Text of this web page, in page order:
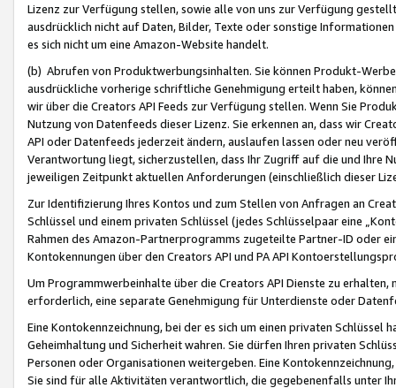
Lizenz zur Verfügung stellen, sowie alle von uns zur Verfügung
ausdrücklich nicht auf Daten, Bilder, Texte oder sonstige
es sich nicht um eine Amazon-Website handelt.
(b) Abrufen von Produktwerbungsinhalten. Sie können Produkt-
ausdrückliche vorherige schriftliche Genehmigung erteilt haben,
wir über die Creators API Feeds zur Verfügung stellen. Wenn Sie
Nutzung von Datenfeeds dieser Lizenz. Sie erkennen an, dass wir
API oder Datenfeeds jederzeit ändern, auslaufen lassen oder neu
Verantwortung liegt, sicherzustellen, dass Ihr Zugriff auf die und Ihre
jeweiligen Zeitpunkt aktuellen Anforderungen (einschließlich dieser
Zur Identifizierung Ihres Kontos und zum Stellen von Anfragen an
Schlüssel und einem privaten Schlüssel (jedes Schlüsselpaar eine
Rahmen des Amazon-Partnerprogramms zugeteilte Partner-ID oder
Kontokennungen über den Creators API und PA API
Um Programmwerbeinhalte über die Creators API Dienste zu
erforderlich, eine separate Genehmigung für Unterdienste oder
Eine Kontokennzeichnung, bei der es sich um einen privaten
Geheimhaltung und Sicherheit wahren. Sie dürfen Ihren privaten
Personen oder Organisationen weitergeben. Eine
Sie sind für alle Aktivitäten verantwortlich, die gegebenenfalls unter